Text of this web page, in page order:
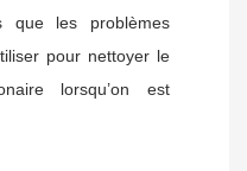
que les problèmes
pour nettoyer le
lorsqu’on est